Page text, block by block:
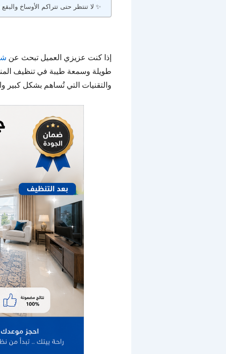
✨ لا تنتظر حتى تتراكم الأوساخ
إذا كنت عزيزي العميل تبحث عن
طويلة وسمعة طيبة في تنظيف
والتقنيات التي تُساهم بشكل كبير